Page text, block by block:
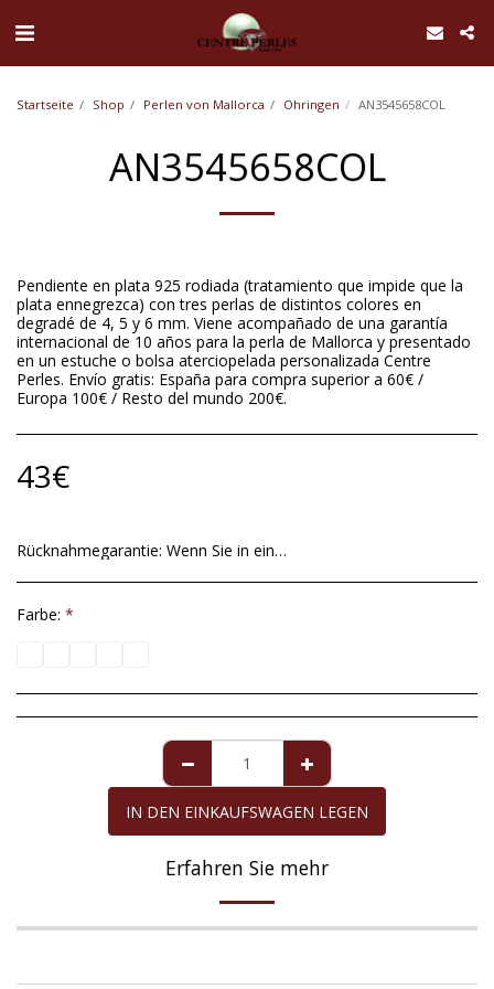
Startseite Shop Perlen von Mallorca Ohringen AN3545658COL
AN3545658COL
Pendiente en plata 925 rodiada (tratamiento que impide que la
plata ennegrezca) con tres perlas de distintos colores en
degradé de 4, 5 y 6 mm. Viene acompañado de una garantía
internacional de 10 años para la perla de Mallorca y presentado
en un estuche o bolsa aterciopelada personalizada Centre
Perles. Envío gratis: España para compra superior a 60€ /
Europa 100€ / Resto del mundo 200€.
43€
Rücknahmegarantie: Wenn Sie in einer Ausnahmesituation mit dem von uns gesendeten Artikel nicht zufrieden sind, haben Sie ab dem Datum der Lieferung eine maximale Frist von 14 Tagen, um ihn zurückzusenden. Unvollkommenheiten in Zuchtperlen sind kein akzeptabler Grund für die Rückkehr, da sie völlig natürlich sind und nicht verändert werden können, um perfekte runde Formen zu erhalten. Für die Perle Mallorcas, für die eine Garantie von zehn Jahren gilt, deckt die Garantie alle Mängel ausschließlich der Perle ab, sofern sie die erforderliche Pflege erhalten hat. Die Rückerstattung des Kaufbetrags erfolgt gegebenenfalls in derselben Zahlungsmethode, mit der Sie den zurückgegebenen Artikel gekauft haben.
Farbe: *
IN DEN EINKAUFSWAGEN LEGEN
Erfahren Sie mehr